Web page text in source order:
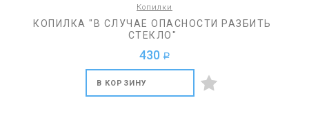
Копилки
КОПИЛКА "В СЛУЧАЕ ОПАСНОСТИ РАЗБИТЬ
СТЕКЛО"
430 a
В КОРЗИНУ